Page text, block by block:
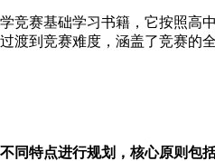
竞赛基础学习书籍，它按照
到竞赛难度，涵盖了竞赛的
同特点进行规划，核心原则包